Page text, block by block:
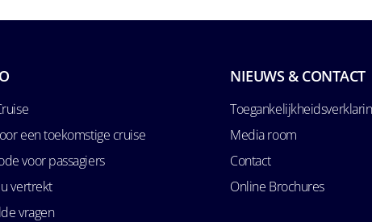
een toekomstige cruise
voor passagiers
vertrekt
vragen
NIEUWS & CONTACT
Media room
Contact
Online Brochures